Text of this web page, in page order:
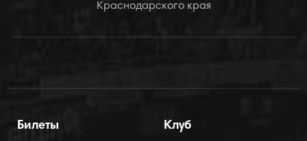
Краснодарского края
Билеты Клуб